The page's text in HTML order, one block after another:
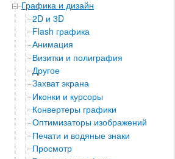
Графика и дизайн
2D и 3D
Flash графика
Анимация
Визитки и полиграфия
Другое
Захват экрана
Иконки и курсоры
Конвертеры графики
Оптимизаторы изображений
Печати и водяные знаки
Просмотр